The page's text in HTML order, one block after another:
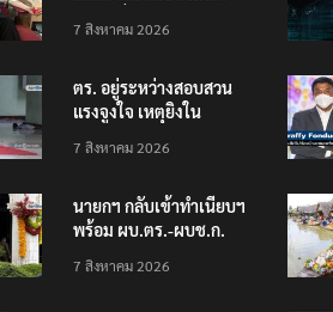
เทพศิรินทร์ นนทบุรี
7 สิงหาคม 2026
ตร. อยู่ระหว่างสอบสวน
แรงจูงใจ เหตุยิงใน
นนทบุรี พบเด็กก่อเหตุ
7 สิงหาคม 2026
นายกฯ กลับเข้าทำเนียบฯ
พร้อม ผบ.ตร.-ผบช.ก.
ปืนเถื่อน
7 สิงหาคม 2026